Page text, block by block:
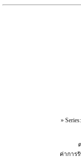
»
ค่าการ